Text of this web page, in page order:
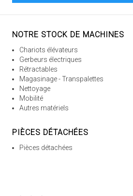
NOTRE STOCK DE MACHINES
Chariots élévateurs
Gerbeurs électriques
Rétractables
Magasinage - Transpalettes
Nettoyage
Mobilité
Autres matériels
PIÈCES DÉTACHÉES
Pièces détachées